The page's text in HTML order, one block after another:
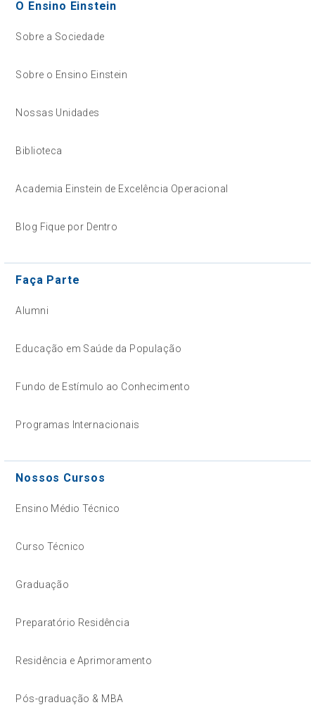
O Ensino Einstein
Sobre a Sociedade
Sobre o Ensino Einstein
Nossas Unidades
Biblioteca
Academia Einstein de Excelência Operacional
Blog Fique por Dentro
Faça Parte
Alumni
Educação em Saúde da População
Fundo de Estímulo ao Conhecimento
Programas Internacionais
Nossos Cursos
Ensino Médio Técnico
Curso Técnico
Graduação
Preparatório Residência
Residência e Aprimoramento
Pós-graduação & MBA